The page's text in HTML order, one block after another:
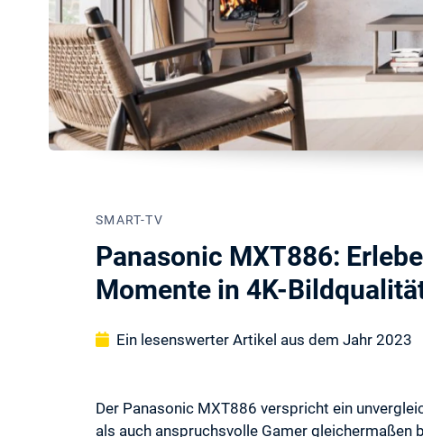
SMART-TV
Panasonic MXT886:
Momente in 4K-
Ein lesenswerter Artikel aus dem Jahr 2023
Der Panasonic MXT886 verspricht ein
als auch anspruchsvolle Gamer